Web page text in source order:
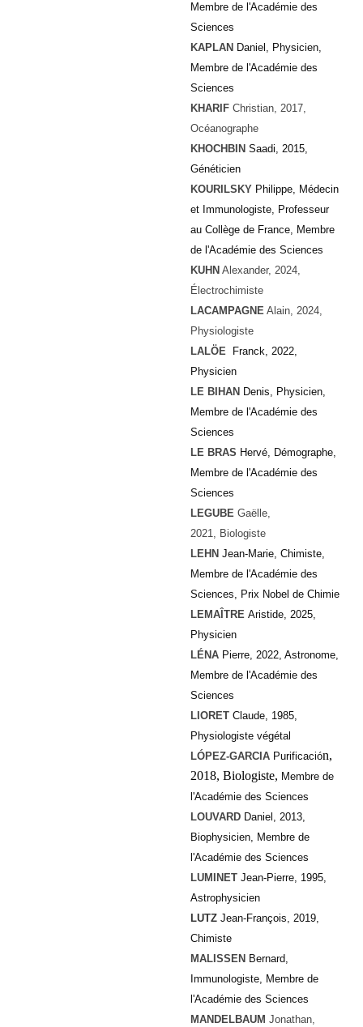
Membre de l'Académie des
Sciences
KAPLAN Daniel, Physicien,
Membre de l'Académie des
Sciences
KHARIF Christian, 2017,
Océanographe
KHOCHBIN Saadi, 2015,
Généticien
KOURILSKY Philippe, Médecin
et Immunologiste, Professeur
au Collège de France, Membre
de l'Académie des Sciences
KUHN Alexander, 2024,
Électrochimiste
LACAMPAGNE Alain, 2024,
Physiologiste
LALÖE
Franck, 2022,
Physicien
LE BIHAN Denis, Physicien,
Membre de l'Académie des
Sciences
LE BRAS Hervé, Démographe,
Membre de l'Académie des
Sciences
LEGUBE Gaëlle,
2021, Biologiste
LEHN Jean-Marie, Chimiste,
Membre de l'Académie des
Sciences, Prix Nobel de Chimie
LEMAÎTRE Aristide, 2025,
Physicien
LÉNA Pierre, 2022, Astronome,
Membre de l'Académie des
Sciences
LIORET Claude, 1985,
Physiologiste végétal
LÓPEZ-GARCIA Purificación,
2018, Biologiste, Membre de
l'Académie des Sciences
LOUVARD Daniel, 2013,
Biophysicien, Membre de
l'Académie des Sciences
LUMINET Jean-Pierre, 1995,
Astrophysicien
LUTZ Jean-François, 2019,
Chimiste
MALISSEN Bernard,
Immunologiste, Membre de
l'Académie des Sciences
MANDELBAUM Jonathan,